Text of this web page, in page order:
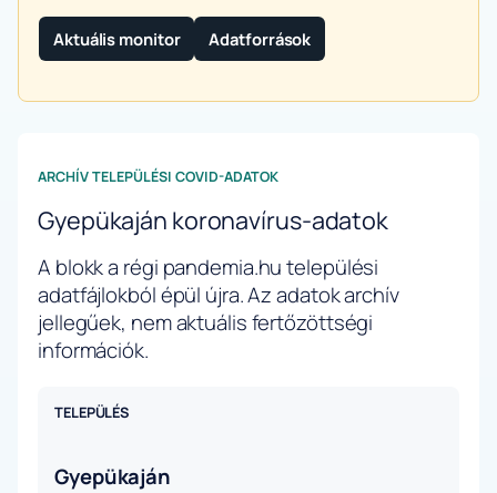
Aktuális monitor Adatforrások
ARCHÍV TELEPÜLÉSI COVID-ADATOK
Gyepükaján koronavírus-adatok
A blokk a régi pandemia.hu települési
adatfájlokból épül újra. Az adatok archív
jellegűek, nem aktuális fertőzöttségi
információk.
TELEPÜLÉS
Gyepükaján